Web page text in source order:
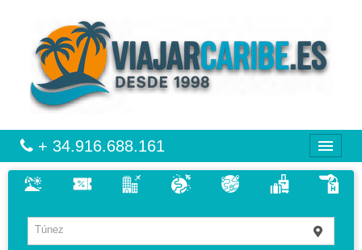
+ 34.916.688.161
VIAJES
Túnez